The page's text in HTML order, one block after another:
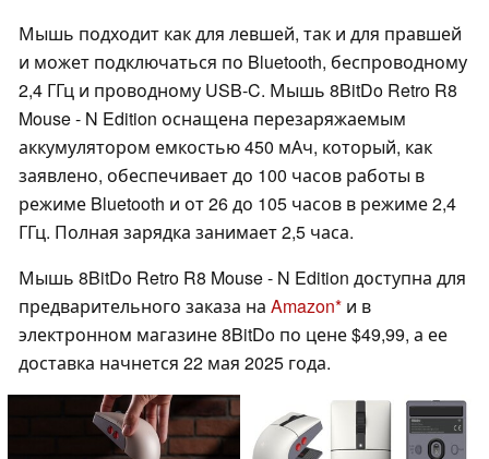
Мышь подходит как для левшей, так и для правшей
и может подключаться по Bluetooth, беспроводному
2,4 ГГц и проводному USB-C. Мышь 8BitDo Retro R8
Mouse - N Edition оснащена перезаряжаемым
аккумулятором емкостью 450 мАч, который, как
заявлено, обеспечивает до 100 часов работы в
режиме Bluetooth и от 26 до 105 часов в режиме 2,4
ГГц. Полная зарядка занимает 2,5 часа.
Мышь 8BitDo Retro R8 Mouse - N Edition доступна для
предварительного заказа на Amazon и в
электронном магазине 8BitDo по цене $49,99, а ее
доставка начнется 22 мая 2025 года.